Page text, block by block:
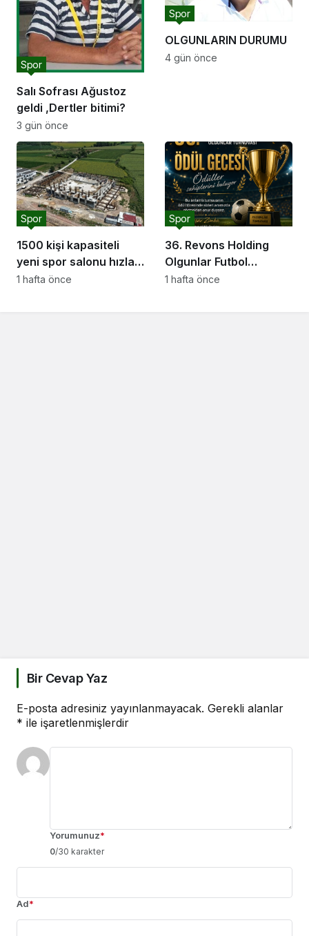
Salı Sofrası Ağustoz
geldi ,Dertler bitimi?
Spor
3 gün önce
OLGUNLARIN DURUMU
Spor
4 gün önce
1500 kişi kapasiteli
yeni spor salonu hızla
yükseliyor: “Salon
Spor
1 hafta önce
36. Revons Holding
Olgunlar Futbol
Turnuvası’nda Final
Spor
1 hafta önce
Bir Cevap Yaz
E-posta adresiniz yayınlanmayacak. Gerekli alanlar
* ile işaretlenmişlerdir
Yorumunuz*
0/30 karakter
Ad*